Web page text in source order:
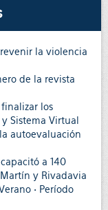
la violencia
de la revista
los
Sistema Virtual
autoevaluación
a 140
y Rivadavia
• Período